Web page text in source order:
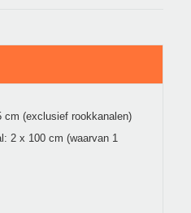
cm (exclusief rookkanalen)
2 x 100 cm (waarvan 1